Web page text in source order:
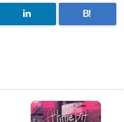
B!